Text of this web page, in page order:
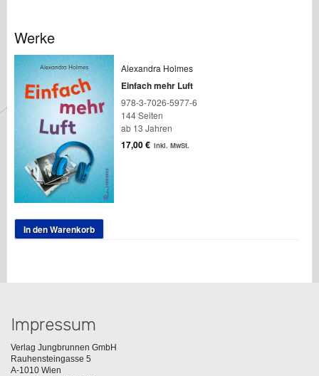
Werke
Alexandra Holmes
Einfach mehr Luft
978-3-7026-5977-6
144 Seiten
ab 13 Jahren
17,00€ inkl. MwSt.
In den Warenkorb
Impressum
Verlag Jungbrunnen GmbH
Rauhensteingasse 5
A-1010 Wien